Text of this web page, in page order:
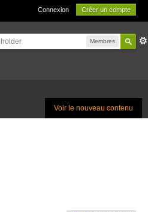
Connexion Créer un compte
Membres
Voir le nouveau contenu